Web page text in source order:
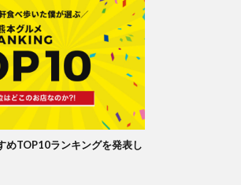
めTOP10ランキングを発表し